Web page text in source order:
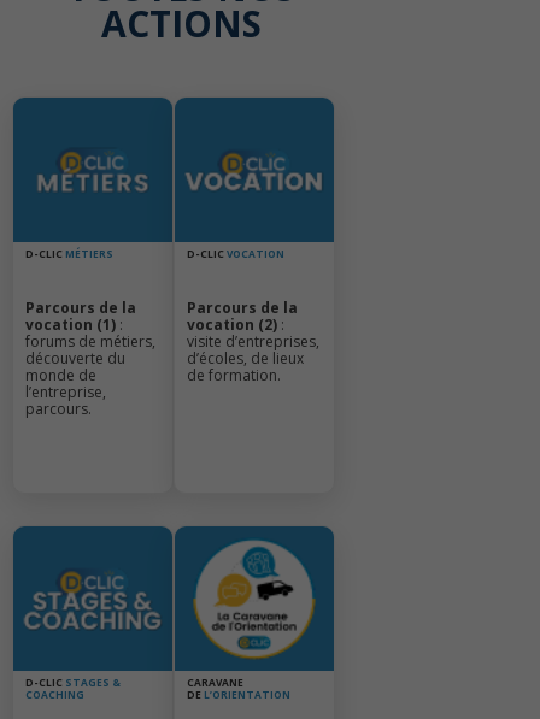
ACTIONS
D-CLIC MÉTIERS
Parcours de la
vocation (1) :
forums de métiers,
découverte du
monde de
l’entreprise,
parcours.
D-CLIC VOCATION
Parcours de la
vocation (2) :
visite d’entreprises,
d’écoles, de lieux
de formation.
D-CLIC STAGES &
COACHING
CARAVANE
DE L’ORIENTATION